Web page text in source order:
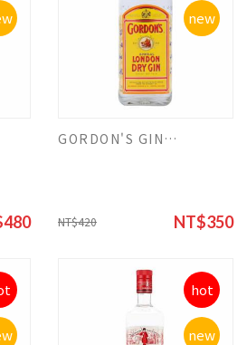
new
GORDON'S GIN高登琴酒
NT$420 NT$350
hot
new